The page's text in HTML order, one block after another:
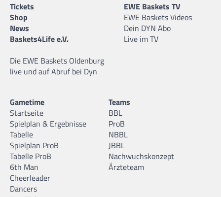
Tickets
Shop
News
Baskets4Life e.V.
Die EWE Baskets Oldenburg
live und auf Abruf bei Dyn
EWE Baskets TV
EWE Baskets Videos
Dein DYN Abo
Live im TV
Gametime
Startseite
Spielplan & Ergebnisse
Tabelle
Spielplan ProB
Tabelle ProB
6th Man
Cheerleader
Dancers
Teams
BBL
ProB
NBBL
JBBL
Nachwuchskonzept
Ärzteteam